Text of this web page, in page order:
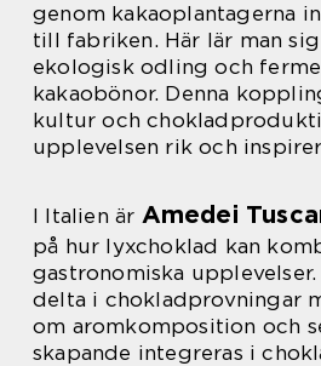
genom kakaoplantagerna
till fabriken. Här lär man
ekologisk odling och
kakaobönor. Denna
kultur och
upplevelsen rik och
I Italien är Amedei
på hur lyxchoklad kan
gastronomiska upplevelser.
delta i chokladprovningar
om aromkomposition och
skapande integreras i